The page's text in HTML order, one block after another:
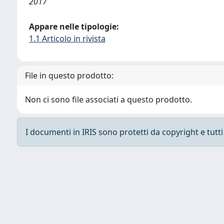
Appare nelle tipologie:
1.1 Articolo in rivista
File in questo prodotto:
Non ci sono file associati a questo prodotto.
I documenti in IRIS sono protetti da copyright e